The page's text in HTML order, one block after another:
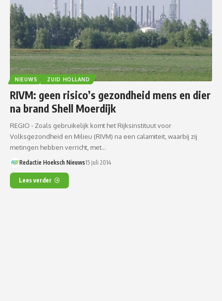
NIEUWS ZUID HOLLAND
RIVM: geen risico’s gezondheid mens en dier
na brand Shell Moerdijk
REGIO - Zoals gebruikelijk komt het Rijksinstituut voor
Volksgezondheid en Milieu (RIVM) na een calamiteit, waarbij zij
metingen hebben verricht, met…
Redactie Hoeksch Nieuws15 juli 2014
Lees verder